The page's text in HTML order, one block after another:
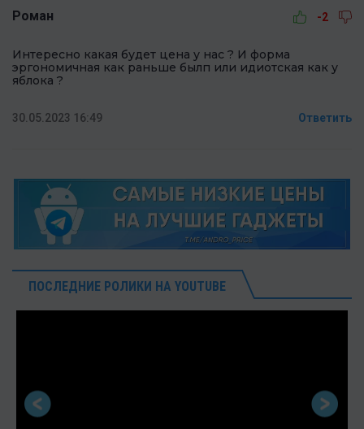
Роман -2
Интересно какая будет цена у нас ? И форма
эргономичная как раньше былп или идиотская как у
яблока ?
30.05.2023 16:49 Ответить
ПОСЛЕДНИЕ РОЛИКИ НА YOUTUBE